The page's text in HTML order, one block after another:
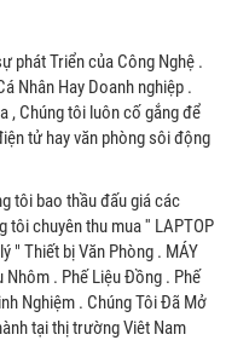
phát Triển của Công Nghệ .
Nhân Hay Doanh nghiệp .
, Chúng tôi luôn cố gắng để
tử hay văn phòng sôi động
tôi bao thầu đấu giá các
tôi chuyên thu mua '' LAPTOP
" Thiết bị Văn Phòng . MÁY
Nhôm . Phế Liệu Đồng . Phế
Nghiệm . Chúng Tôi Đã Mở
tại thị trường Viêt Nam